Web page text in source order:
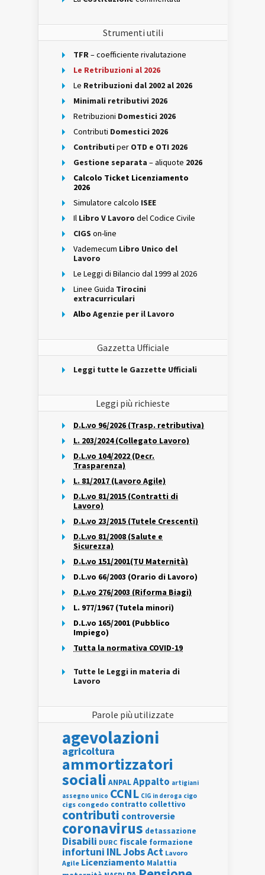
Strumenti utili
TFR– coefficiente rivalutazione
Le Retribuzioni al 2026
Le Retribuzioni dal 2002 al 2026
Minimali retributivi 2026
Retribuzioni Domestici 2026
Contributi Domestici 2026
Contributi per OTD e OTI 2026
Gestione separata – aliquote 2026
Calcolo Ticket Licenziamento
2026
Simulatore calcolo ISEE
Il Libro V Lavoro del Codice Civile
CIGS on-line
Vademecum Libro Unico del
Lavoro
Le Leggi di Bilancio dal 1999 al 2026
Linee Guida Tirocini
extracurriculari
Albo Agenzie per il Lavoro
Gazzetta Ufficiale
Leggi tutte le Gazzette Ufficiali
Leggi più richieste
D.L.vo 96/2026 (Trasp. retributiva)
L. 203/2024 (Collegato Lavoro)
D.L.vo 104/2022 (Decr.
Trasparenza)
L. 81/2017 (Lavoro Agile)
D.L.vo 81/2015 (Contratti di
Lavoro)
D.L.vo 23/2015 (Tutele Crescenti)
D.L.vo 81/2008 (Salute e
Sicurezza)
D.L.vo 151/2001(TU Maternità)
D.L.vo 66/2003 (Orario di Lavoro)
D.L.vo 276/2003 (Riforma Biagi)
L. 977/1967 (Tutela minori)
D.L.vo 165/2001 (Pubblico
Impiego)
Tutta la normativa COVID-19
Tutte le Leggi in materia di
Lavoro
Parole più utilizzate
agevolazioni
agricoltura
ammortizzatori
sociali ANPALAppalto artigiani
assegno unico CCNL CIG in deroga cigo
cigs congedo contratto collettivo
contributi controversie
coronavirus detassazione
Disabili DURC fiscale formazione
infortuni INLJobs Act Lavoro
Agile Licenziamento Malattia